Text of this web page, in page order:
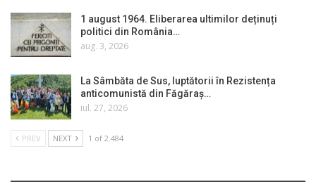
1 august 1964. Eliberarea ultimilor deținuți
politici din România…
aug. 3, 2026
La Sâmbăta de Sus, luptătorii în Rezistența
anticomunistă din Făgăraș…
iul. 27, 2026
PREV NEXT 1 of 2.484